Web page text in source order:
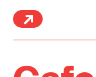
zabijanie zwierząt.